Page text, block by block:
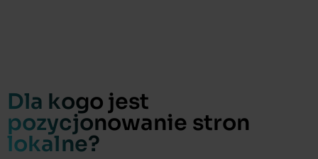
Dla kogo jest
pozycjonowanie stron
lokalne?